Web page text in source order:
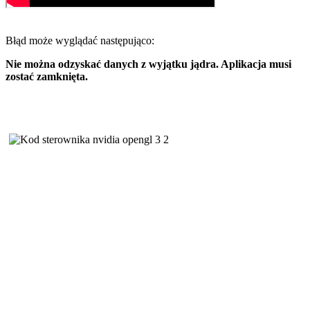
Błąd może wyglądać następująco:
Nie można odzyskać danych z wyjątku jądra. Aplikacja musi
zostać zamknięta.